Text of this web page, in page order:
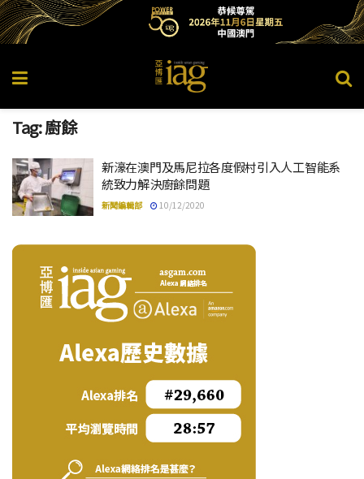
Tag:廚餘
新濠在澳門及馬尼拉各度假村引入人工智能系
統致力解決廚餘問題
新聞編輯部 10/12/2020